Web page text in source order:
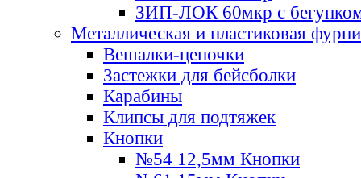
ЗИП-ЛОК 60мкр с
Металлическая и пластиковая
Вешалки-цепочки
Застежки для бейсболки
Карабины
Клипсы для подтяжек
Кнопки
№54 12,5мм Кнопки